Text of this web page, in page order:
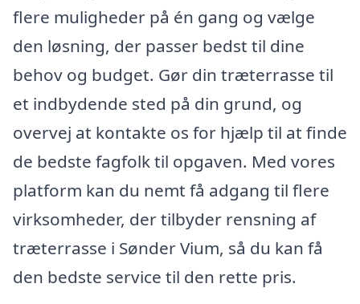
flere muligheder på én gang og vælge
den løsning, der passer bedst til dine
behov og budget. Gør din træterrasse til
et indbydende sted på din grund, og
overvej at kontakte os for hjælp til at finde
de bedste fagfolk til opgaven. Med vores
platform kan du nemt få adgang til flere
virksomheder, der tilbyder rensning af
træterrasse i Sønder Vium, så du kan få
den bedste service til den rette pris.